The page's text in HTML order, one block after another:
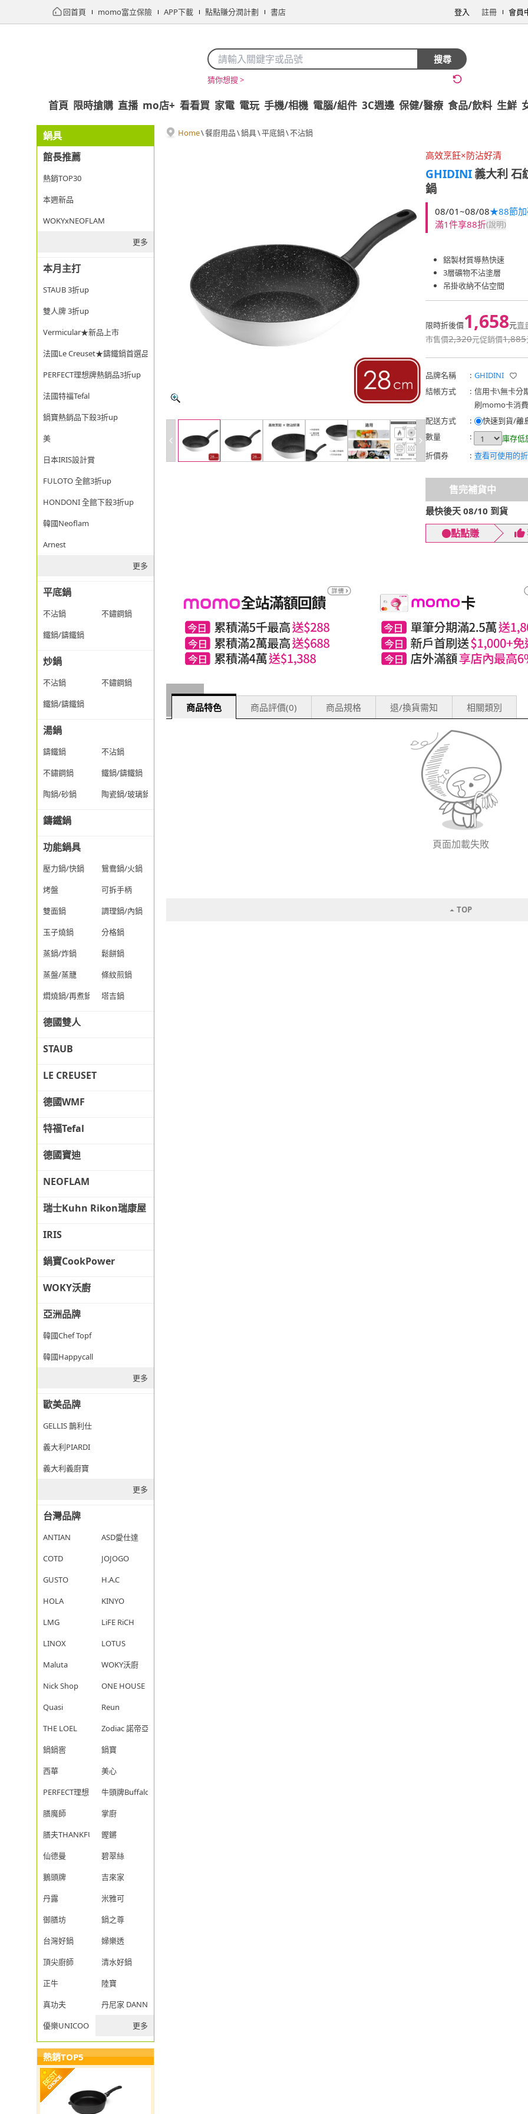
回首頁 momo富立保險 APP下載 點點賺分潤計劃 書店 登入 註冊 會員
搜尋
猜你想搜 >
首頁 限時搶購 直播 mo店+ 看看買 家電 電玩 手機/相機 電腦/組件 3C週邊 保健/醫療 食品/飲料 生鮮
鍋具
館長推薦
熱銷TOP30
本週新品
WOKYxNEOFLAM
更多
本月主打
STAUB 3折up
雙人牌 3折up
Vermicular★新品上市
法國Le Creuset★鑄鐵鍋首選品牌
PERFECT理想牌熱銷品3折up
法國特福Tefal
鍋寶熱銷品下殺3折up
美
日本IRIS設計賞
FULOTO 全館3折up
HONDONI 全館下殺3折up
韓國Neoflam
Arnest
更多
平底鍋
不沾鍋
不鏽鋼鍋
鐵鍋/鑄鐵鍋
炒鍋
不沾鍋
不鏽鋼鍋
鐵鍋/鑄鐵鍋
湯鍋
鑄鐵鍋
不沾鍋
不鏽鋼鍋
鐵鍋/鑄鐵鍋
陶鍋/砂鍋
陶瓷鍋/玻璃鍋/透明鍋
鑄鐵鍋
功能鍋具
壓力鍋/快鍋
鴛鴦鍋/火鍋
烤盤
可拆手柄
雙面鍋
調理鍋/內鍋
玉子燒鍋
分格鍋
蒸鍋/炸鍋
鬆餅鍋
蒸盤/蒸籠
條紋煎鍋
燜燒鍋/再煮鍋
塔吉鍋
德國雙人
STAUB
LE CREUSET
德國WMF
特福Tefal
德國寶迪
NEOFLAM
瑞士Kuhn Rikon瑞康屋
IRIS
鍋寶CookPower
WOKY沃廚
亞洲品牌
韓國Chef Topf
韓國Happycall
更多
歐美品牌
GELLIS 鵲利仕
義大利PIARDI
義大利義廚寶
更多
台灣品牌
ANTIAN
ASD愛仕達
COTD
JOJOGO
GUSTO
H.A.C
HOLA
KINYO
LMG
LiFE RiCH
LINOX
LOTUS
Maluta
WOKY沃廚
Nick Shop
ONE HOUSE
Quasi
Reun
THE LOEL
Zodiac 諾帝亞
鍋鍋窖
鍋寶
西華
美心
PERFECT理想
牛頭牌Buffalo
膳魔師
掌廚
膳夫THANKFUL
鏗鏘
仙德曼
碧翠絲
鵝頭牌
吉來家
丹露
米雅可
御膳坊
鍋之尊
台灣好鍋
婦樂透
頂尖廚師
清水好鍋
正牛
陸寶
真功夫
丹尼家 DANNY JIA
優樂UNICOOK
更多
熱銷TOP5
Home\餐廚用品\鍋具\平底鍋\不沾鍋
高效烹飪×防沾好清
GHIDINI義大利 石
鍋
08/01~08/08★88節
滿1件享88折(說明)
鋁製材質導熱快速
3層礦物不沾塗層
吊掛收納不佔空間
限時折後價1,658元賣
市售價2,320元促銷價1,885
品牌名稱 : GHIDINI
結帳方式
: 信用卡\無卡分
刷momo卡消
配送方式
:
快速到貨/離
數量
:
庫存低
折價券
: 查看可使用的
售完補貨中
最快後天 08/10 到貨
點點賺
商品特色 商品評價(0) 商品規格 退/換貨需知 相關類別
頁面加載失敗
TOP